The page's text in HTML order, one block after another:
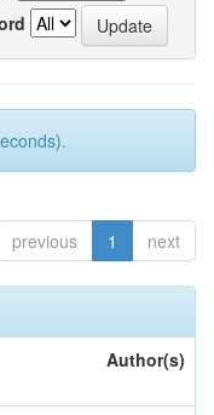
previous 1 next
Author(s)